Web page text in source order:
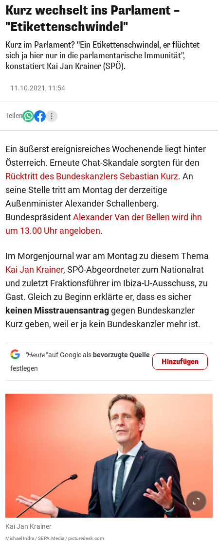
Kurz wechselt ins Parlament –
"Etikettenschwindel"
Kurz im Parlament? "Ein Etikettenschwindel, er flüchtet
sich ja hier nur in die parlamentarische Immunität",
konstatiert Kai Jan Krainer (SPÖ).
11.10.2021, 11:54
Teilen
Ein äußerst ereignisreiches Wochenende liegt hinter
Österreich. Erneute Chat-Skandale sorgten für den
Rücktritt des Bundeskanzlers Sebastian Kurz. An
seine Stelle tritt am Montag der derzeitige
Außenminister Alexander Schallenberg.
BundespräsidentAlexander Van der Bellen wird ihn
um 13.00 Uhr angeloben.
Im Morgenjournal war am Montag zu diesem Thema
Kai Jan Krainer, SPÖ-Abgeordneter zum Nationalrat
und zuletzt Fraktionsführer im Ibiza-U-Ausschuss, zu
Gast. Gleich zu Beginn erklärte er, dass es sicher
keinen Misstrauensantraggegen Bundeskanzler
Kurz geben, weil er ja kein Bundeskanzler mehr ist.
"Heute"auf Google als bevorzugte Quelle
festlegen
Hinzufügen
Kai Jan Krainer
Michael Indra / SEPA.Media / picturedesk.com